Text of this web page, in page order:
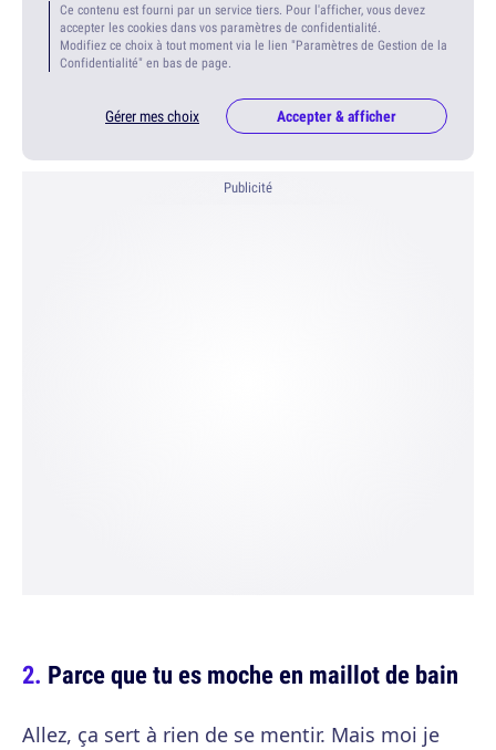
Ce contenu est fourni par un service tiers. Pour l'afficher, vous devez
accepter les cookies dans vos paramètres de confidentialité.
Modifiez ce choix à tout moment via le lien "Paramètres de Gestion de la
Confidentialité" en bas de page.
Gérer mes choix Accepter & afficher
Publicité
Parce que tu es moche en maillot de bain
Allez, ça sert à rien de se mentir. Mais moi je